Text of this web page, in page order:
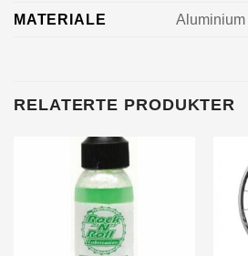
MATERIALE Aluminium
RELATERTE PRODUKTER